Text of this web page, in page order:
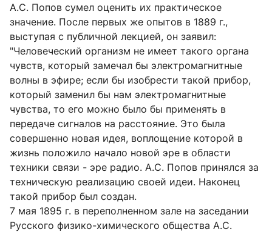
А.С. Попов сумел оценить их практическое
значение. После первых же опытов в 1889 г.,
выступая с публичной лекцией, он заявил:
"Человеческий организм не имеет такого органа
чувств, который замечал бы электромагнитные
волны в эфире; если бы изобрести такой прибор,
который заменил бы нам электромагнитные
чувства, то его можно было бы применять в
передаче сигналов на расстояние. Это была
совершенно новая идея, воплощение которой в
жизнь положило начало новой эре в области
техники связи - эре радио. А.С. Попов принялся за
техническую реализацию своей идеи. Наконец
такой прибор был создан.
7 мая 1895 г. в переполненном зале на заседании
Русского физико-химического общества А.С.